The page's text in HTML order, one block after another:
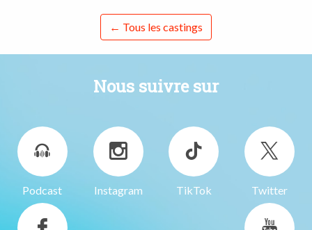
← Tous les castings
Nous suivre sur
Podcast Instagram TikTok Twitter